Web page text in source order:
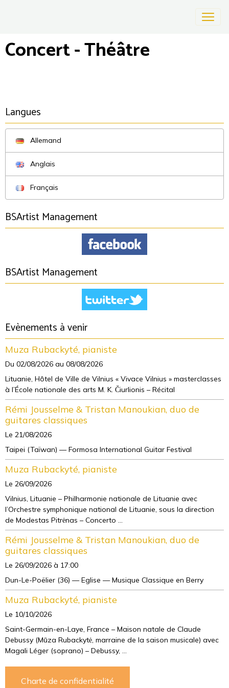
Concert - Théâtre
Langues
Allemand
Anglais
Français
BSArtist Management
BSArtist Management
Evènements à venir
Muza Rubackyté, pianiste
Du 02/08/2026 au 08/08/2026
Lituanie, Hôtel de Ville de Vilnius « Vivace Vilnius » masterclasses
à l’École nationale des arts M. K. Čiurlionis – Récital
Rémi Jousselme & Tristan Manoukian, duo de
guitares classiques
Le 21/08/2026
Taipei (Taïwan) — Formosa International Guitar Festival
Muza Rubackyté, pianiste
Le 26/09/2026
Vilnius, Lituanie – Philharmonie nationale de Lituanie avec
l’Orchestre symphonique national de Lituanie, sous la direction
de Modestas Pitrėnas – Concerto ...
Rémi Jousselme & Tristan Manoukian, duo de
guitares classiques
Le 26/09/2026 à 17:00
Dun-Le-Poëlier (36) — Eglise — Musique Classique en Berry
Muza Rubackyté, pianiste
Le 10/10/2026
Saint-Germain-en-Laye, France – Maison natale de Claude
Debussy (Mūza Rubackytė, marraine de la saison musicale) avec
Magali Léger (soprano) – Debussy, ...
Charte de confidentialité